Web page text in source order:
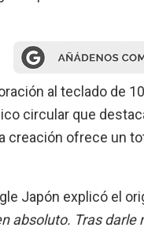
al teclado de
circular que
creación ofrece un
Japón explicó el
absoluto. Tras